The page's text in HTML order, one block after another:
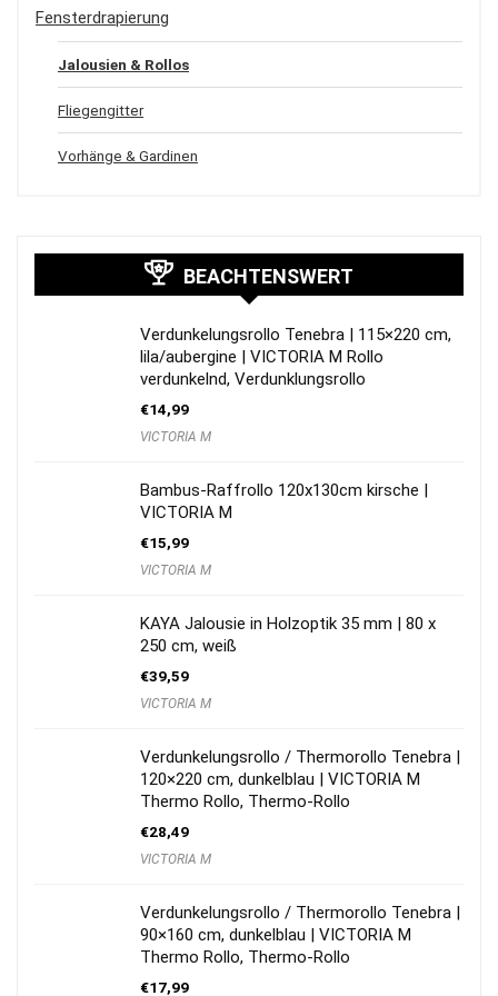
Fensterdrapierung
Jalousien & Rollos
Fliegengitter
Vorhänge & Gardinen
BEACHTENSWERT
Verdunkelungsrollo Tenebra | 115×220 cm,
lila/aubergine | VICTORIA M Rollo
verdunkelnd, Verdunklungsrollo
€14,99
VICTORIA M
Bambus-Raffrollo 120x130cm kirsche |
VICTORIA M
€15,99
VICTORIA M
KAYA Jalousie in Holzoptik 35 mm | 80 x
250 cm, weiß
€39,59
VICTORIA M
Verdunkelungsrollo / Thermorollo Tenebra |
120×220 cm, dunkelblau | VICTORIA M
Thermo Rollo, Thermo-Rollo
€28,49
VICTORIA M
Verdunkelungsrollo / Thermorollo Tenebra |
90×160 cm, dunkelblau | VICTORIA M
Thermo Rollo, Thermo-Rollo
€17,99